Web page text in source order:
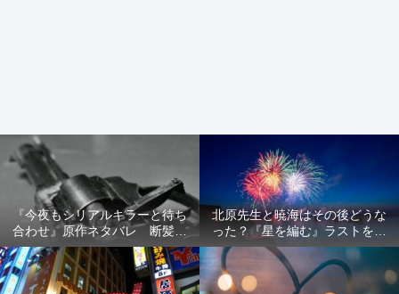
『今夜もシリアルキラーと待ち
合わせ』原作ネタバレ 断髪オ
ブジェ殺人事件 犯人の正体や
結末を解説
北原先生と暁海はその後どうな
った？『星を編む』ラストをネ
タバレ解説